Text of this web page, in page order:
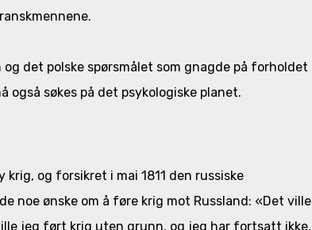
det polske spørsmålet som gnagde på forholdet
også søkes på det psykologiske planet.
og forsikret i mai 1811 den russiske
noe ønske om å føre krig mot Russland: «Det ville
jeg ført krig uten grunn, og jeg har fortsatt ikke,